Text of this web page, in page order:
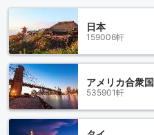
日本
159006軒
アメリカ合衆国
535901軒